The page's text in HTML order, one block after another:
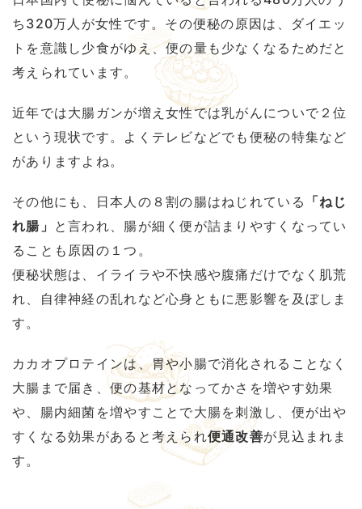
ち320万人が女性です。その便秘の原因は、ダイエッ
トを意識し少食がゆえ、便の量も少なくなるためだと
考えられています。
近年では大腸ガンが増え女性では乳がんについで２位
という現状です。よくテレビなどでも便秘の特集など
がありますよね。
その他にも、日本人の８割の腸はねじれている 「ねじ
れ腸」 と言われ、腸が細く便が詰まりやすくなってい
ることも原因の１つ。
便秘状態は、イライラや不快感や腹痛だけでなく肌荒
れ、自律神経の乱れなど心身ともに悪影響を及ぼしま
す。
カカオプロテインは、胃や小腸で消化されることなく
大腸まで届き、便の基材となってかさを増やす効果
や、腸内細菌を増やすことで大腸を刺激し、便が出や
すくなる効果があると考えられ便通改善が見込まれま
す。